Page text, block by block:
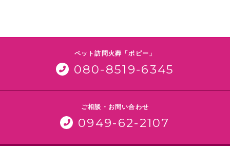
ペット訪問火葬「ポピー」
080-8519-6345
ご相談・お問い合わせ
0949-62-2107